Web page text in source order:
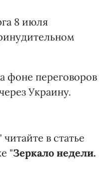
8 июля
фоне переговоров
Украину.
в статье
"Зеркало недели.